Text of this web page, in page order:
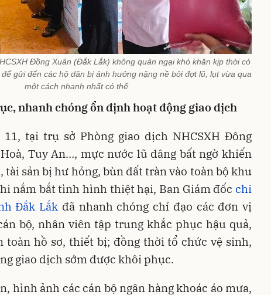
Đồng Xuân (Đắk Lắk) không quản ngại khó khăn kịp thời có
gửi đến các hộ dân bị ảnh hưởng nặng nề bởi đợt lũ, lụt vừa qua
một cách nhanh nhất có thể
nhanh chóng ổn định hoạt động giao dịch
11, tại trụ sở Phòng giao dịch NHCSXH Đông
Tuy An…, mực nước lũ dâng bất ngờ khiến
sản bị hư hỏng, bùn đất tràn vào toàn bộ khu
nắm bắt tình hình thiệt hại, Ban Giám đốc chi
Đắk Lắk đã nhanh chóng chỉ đạo các đơn vị
bộ, nhân viên tập trung khắc phục hậu quả,
toàn hồ sơ, thiết bị; đồng thời tổ chức vệ sinh,
giao dịch sớm được khôi phục.
hình ảnh các cán bộ ngân hàng khoác áo mưa,